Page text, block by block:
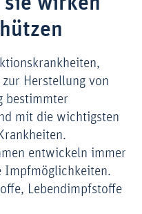
Herstellung von
bestimmter
mit die wichtigsten
entwickeln immer
Impfmöglichkeiten.
Lebendimpfstoffe